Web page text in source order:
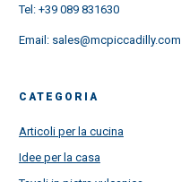
Tel: +39 089 831630
Email: sales@mcpiccadilly.com
CATEGORIA
Articoli per la cucina
Idee per la casa